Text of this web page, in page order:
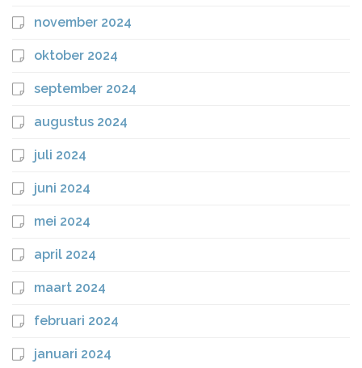
november 2024
oktober 2024
september 2024
augustus 2024
juli 2024
juni 2024
mei 2024
april 2024
maart 2024
februari 2024
januari 2024